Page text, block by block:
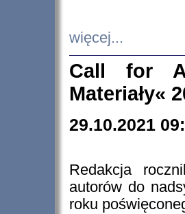
więcej...
Call for
Materiały«
29.10.2021
Redakcja
autorów do
roku